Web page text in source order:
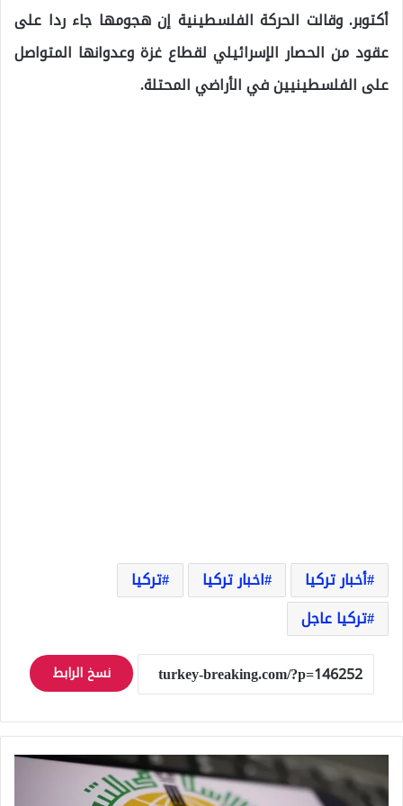
أكتوبر. وقالت الحركة الفلسطينية إن هجومها جاء ردا على
عقود من الحصار الإسرائيلي لقطاع غزة وعدوانها المتواصل
على الفلسطينيين في الأراضي المحتلة.
أخبار تركيا اخبار تركيا
تركيا
تركيا عاجل
نسخ الرابط
الإسلامي
للتنمية